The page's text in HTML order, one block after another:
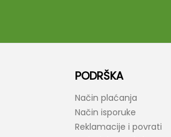
PODRŠKA
Način plaćanja
Način isporuke
Reklamacije i povrati